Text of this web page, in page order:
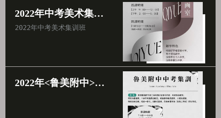
2022年中考美术集训班
2022年中考美术集训班
2022年<鲁美附中>中考集训班